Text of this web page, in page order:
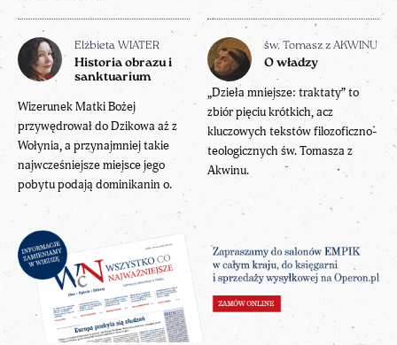
Elżbieta WIATER
Historia obrazu i
sanktuarium
Wizerunek Matki Bożej
przywędrował do Dzikowa aż z
Wołynia, a przynajmniej takie
najwcześniejsze miejsce jego
pobytu podają dominikanin o.
św. Tomasz z AKWINU
O władzy
„Dzieła mniejsze: traktaty” to
zbiór pięciu krótkich, acz
kluczowych tekstów filozoficzno-
teologicznych św. Tomasza z
Akwinu.